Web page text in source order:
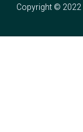
Copyright © 2022